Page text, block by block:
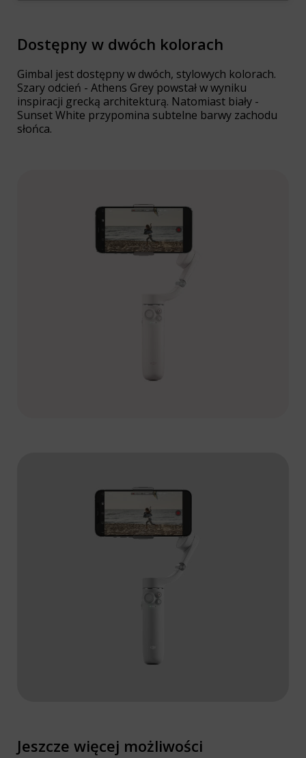
Dostępny w dwóch kolorach
Gimbal jest dostępny w dwóch, stylowych kolorach.
Szary odcień - Athens Grey powstał w wyniku
inspiracji grecką architekturą. Natomiast biały -
Sunset White przypomina subtelne barwy zachodu
słońca.
Jeszcze więcej możliwości